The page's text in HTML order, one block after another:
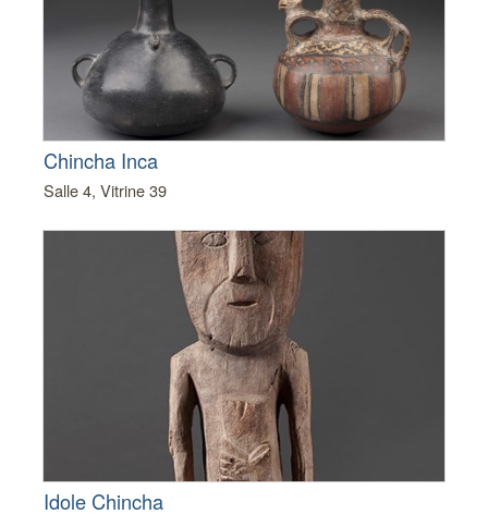
Chincha Inca
Salle 4, Vitrine 39
Idole Chincha